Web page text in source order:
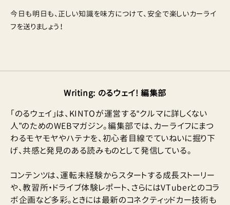
今日も明日も、正しい知識を味方につけて、安全で楽しいカーライ
フを送りましょう！
Writing: のるウェイ! 編集部
「のるウェイ」は、KINTOが運営する“クルマに詳しくない
人”のためのWEBマガジン。編集部では、カーライフにまつ
わるモヤモヤやハテナを、初心者目線でていねいに掘り下
げ、共感と発見のある読みものとして発信している。
コンテンツは、運転未経験からスタートする成長ストーリー
や、教習所・ドライブ体験レポート、さらにはVTuberとのコラ
ボ企画など多彩。ときには最新のコネクティッドカー技術も